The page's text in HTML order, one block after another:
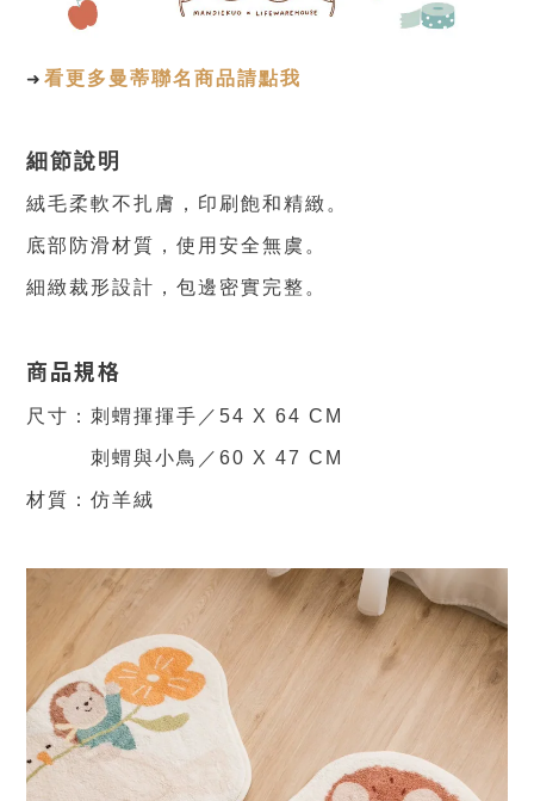
➜ 看更多曼蒂聯名商品請點我
細節說明
絨毛柔軟不扎膚，印刷飽和精緻。
底部防滑材質，使用安全無虞。
細緻裁形設計，包邊密實完整。
商品規格
尺寸： 刺蝟揮揮手／54 X 64 CM
刺蝟與小鳥／ 60 X 47 CM
材質：仿羊絨